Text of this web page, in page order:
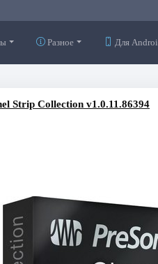
Разное Для
Strip Collection v1.0.11.86394